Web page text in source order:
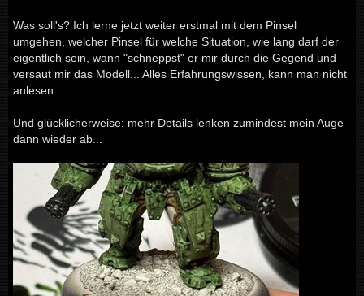
Was soll's? Ich lerne jetzt weiter erstmal mit dem Pinsel
umgehen, welcher Pinsel für welche Situation, wie lang darf der
eigentlich sein, wann "schneppst" er mir durch die Gegend und
versaut mir das Modell... Alles Erfahrungswissen, kann man nicht
anlesen.
Und glücklicherweise: mehr Details lenken zumindest mein Auge
dann wieder ab...